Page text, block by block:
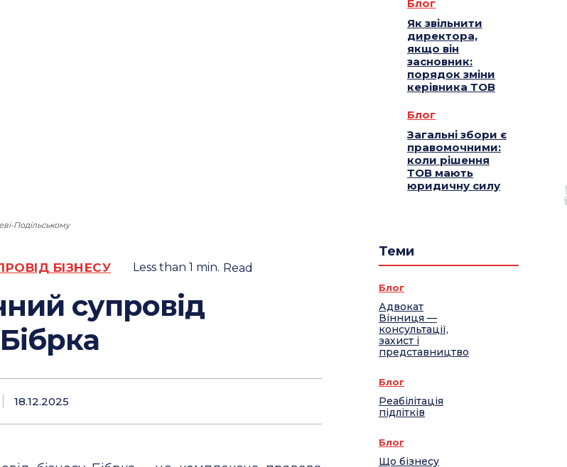
Подільському
БІЗНЕСУ Less than 1 min. Read
супровід
18.12.2025
Блог
Як звільнити
директора,
якщо він
засновник:
порядок зміни
керівника ТОВ
Блог
Загальні збори є
правомочними:
коли рішення
ТОВ мають
юридичну силу
Теми
Блог
Адвокат
Вінниця —
консультації,
захист і
представництво
Блог
Реабілітація
підлітків
Блог
Що бізнесу